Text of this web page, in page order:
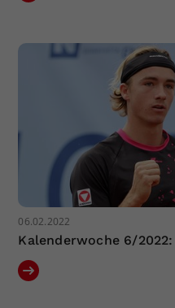
06.02.2022
Kalenderwoche 6/2022: